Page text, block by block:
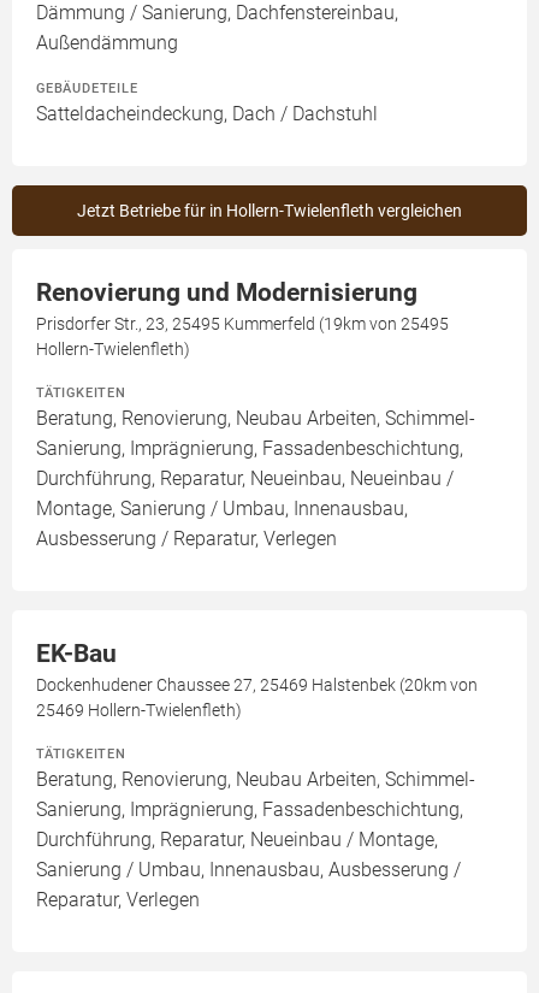
Dämmung / Sanierung, Dachfenstereinbau,
Außendämmung
GEBÄUDETEILE
Satteldacheindeckung, Dach / Dachstuhl
Jetzt Betriebe für in Hollern-Twielenfleth vergleichen
Renovierung und Modernisierung
Prisdorfer Str., 23, 25495 Kummerfeld (19km von 25495
Hollern-Twielenfleth)
TÄTIGKEITEN
Beratung, Renovierung, Neubau Arbeiten, Schimmel-
Sanierung, Imprägnierung, Fassadenbeschichtung,
Durchführung, Reparatur, Neueinbau, Neueinbau /
Montage, Sanierung / Umbau, Innenausbau,
Ausbesserung / Reparatur, Verlegen
EK-Bau
Dockenhudener Chaussee 27, 25469 Halstenbek (20km von
25469 Hollern-Twielenfleth)
TÄTIGKEITEN
Beratung, Renovierung, Neubau Arbeiten, Schimmel-
Sanierung, Imprägnierung, Fassadenbeschichtung,
Durchführung, Reparatur, Neueinbau / Montage,
Sanierung / Umbau, Innenausbau, Ausbesserung /
Reparatur, Verlegen